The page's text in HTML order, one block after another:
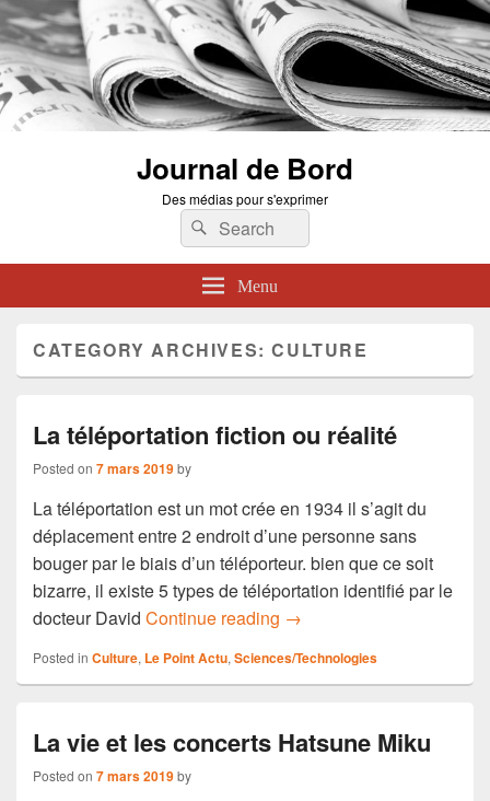
Journal de Bord
Des médias pour s'exprimer
Search
for:
Search
Menu
CATEGORY ARCHIVES:CULTURE
La téléportation fiction ou réalité
Posted on 7 mars 2019by
La téléportation est un mot crée en 1934 il s’agit du
déplacement entre 2 endroit d’une personne sans
bouger par le biais d’un téléporteur. bien que ce soit
bizarre, il existe 5 types de téléportation identifié par le
docteur David Continue reading La téléportation fiction ou
→
Posted in Culture, Le Point Actu, Sciences/Technologies
La vie et les concerts Hatsune Miku
Posted on 7 mars 2019by